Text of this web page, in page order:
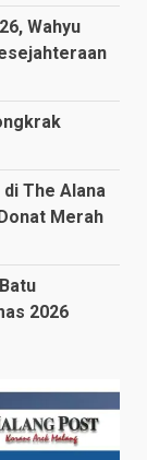
Wahyu
The Alana
Merah
2026